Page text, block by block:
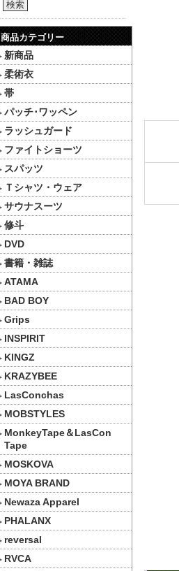
検索
商品カテゴリー
新商品
柔術衣
帯
パッチ･ワッペン
ラッシュガード
ファイトショーツ
スパッツ
Ｔシャツ・ウェア
サウナスーツ
修斗
DVD
書籍・雑誌
ATAMA
BAD BOY
Grips
INSPIRIT
KINGZ
KRAZYBEE
LasConchas
MOBSTYLES
MonkeyTape＆LasCon
Tape
MOSKOVA
MOYA BRAND
Newaza Apparel
PHALANX
reversal
RVCA